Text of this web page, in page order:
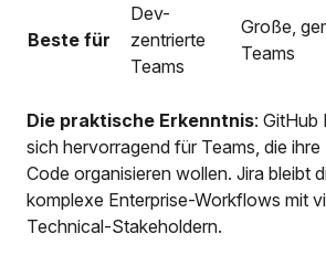
Beste für
Dev-
zentrierte
Teams
Große,
Teams
Die praktische Erkenntnis: GitHub
sich hervorragend für Teams, die
Code organisieren wollen. Jira bleibt
komplexe Enterprise-Workflows mit
Technical-Stakeholdern.